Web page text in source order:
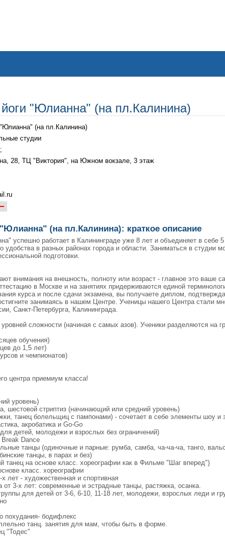
"Юлианна" (на пл.Калинина)
(на пл.Калинина)
студии
28, ТЦ "Виктория", на Южном вокзале, 3 этаж
(на пл.Калинина): краткое описание
успешно работает в Калининграде уже 8 лет и объединяет в себе
удобства в разных районах города и области. Заниматься в студии
подготовки.
внимания на внешность, полноту или возраст - главное это ваше
в Москве и на занятиях придерживаются единой
курса и после сдачи экзамена, вы получаете диплом,
занимаясь в нашем Центре. Ученицы нашего Центра стали
Санкт-Петербурга, Калининграда.
сложности (начиная с самых азов). Ученики разделяются на
обучения)
до 1,5 лет)
и чемпионатов)
центра приемиум класса!
уровень)
шестовой стриптиз (начинающий или средний уровень)
танец болельщиц с пампонами) - сочетает в себе элементы шоу и
акробатика и Go-Go
детей, молодежи и взрослых без ограничений)
Dance
танцы (одиночные и парные: румба, самба, ча-ча-ча, танго,
танцы, в парах и без)
танец на основе класс. хореографии как в Фильме "Шаг вперед")
класс. хореографии
лет - художественная и спортивная
3-х лет: современные и эстрадные танцы, растяжка, осанка.
для детей от 3-6, 6-10, 11-18 лет, молодежи, взрослых леди и
похудания- бодифлекс
танц. занятия для мам, чтобы быть в форме.
"Тодес"